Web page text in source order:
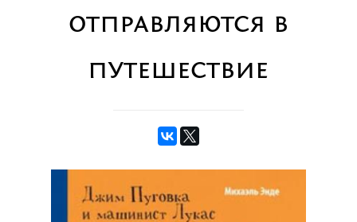
отправляются в
путешествие